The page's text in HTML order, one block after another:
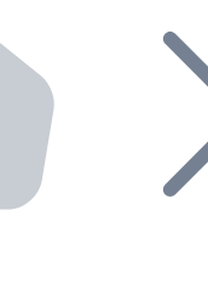
automatiques Bitnovo
Bitnovo dans
API dans votre
réseau de